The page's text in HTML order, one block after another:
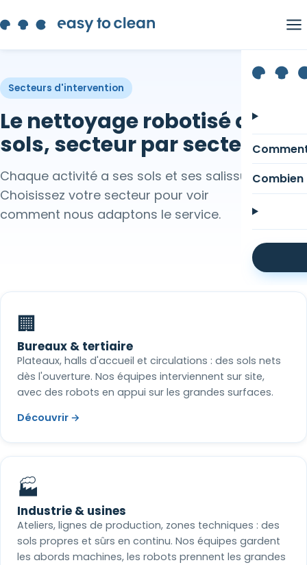
Secteurs d'intervention
Le nettoyage robotisé de vos
sols, secteur par secteur
Chaque activité a ses sols et ses salissures.
Choisissez votre secteur pour voir
comment nous adaptons le service.
🏢
Bureaux & tertiaire
Plateaux, halls d'accueil et circulations : des sols nets
dès l'ouverture. Nos équipes interviennent sur site,
avec des robots en appui sur les grandes surfaces.
Découvrir →
🏭
Industrie & usines
Ateliers, lignes de production, zones techniques : des
sols propres et sûrs en continu. Nos équipes gardent
les abords machines, les robots prennent les grandes